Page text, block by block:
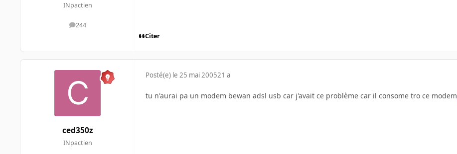
INpactien
244
messages
Citer
ced350z
INpactien
Posté(e) le 25 mai 200521 a
tu n'aurai pa un modem bewan adsl usb car j'avait ce problème car il consome tro ce modem